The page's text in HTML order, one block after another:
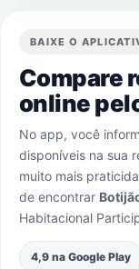
BAIXE O
Compare
online
No app, você
disponíveis na sua
muito mais
de encontrar
Habitacional
4,9 na Google Play